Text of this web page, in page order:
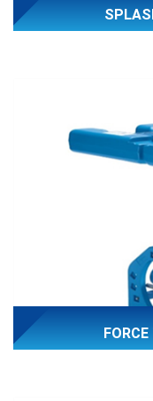
FORCE